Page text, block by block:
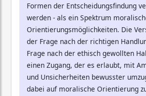
Formen der Entscheidungsfindung
werden - als ein Spektrum
Orientierungsmöglichkeiten. Die
der Frage nach der richtigen
Frage nach der ethisch gewollten
einen Zugang, der es erlaubt, mit
und Unsicherheiten bewusster
dabei auf moralische Orientierung